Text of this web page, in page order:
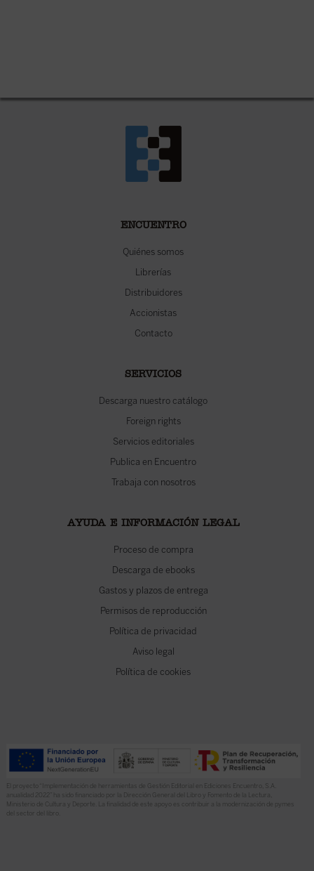
ENCUENTRO
Quiénes somos
Librerías
Distribuidores
Accionistas
Contacto
SERVICIOS
Descarga nuestro catálogo
Foreign rights
Servicios editoriales
Publica en Encuentro
Trabaja con nosotros
AYUDA E INFORMACIÓN LEGAL
Proceso de compra
Descarga de ebooks
Gastos y plazos de entrega
Permisos de reproducción
Política de privacidad
Aviso legal
Política de cookies
El proyecto “Implementación de herramientas de Gestión Editorial en Ediciones Encuentro, S.A.
anualidad 2022” ha sido financiado por la Dirección General del Libro y Fomento de la Lectura,
Ministerio de Cultura y Deporte. La finalidad de este apoyo es contribuir a la modernización de pymes
del sector del libro.